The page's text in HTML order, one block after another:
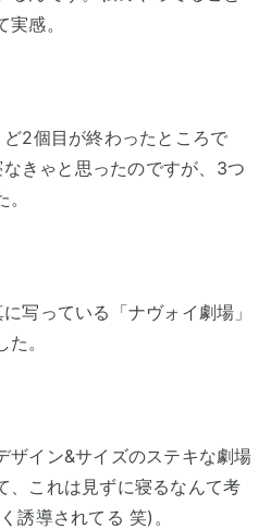
感。
2個目が終わったところで
きゃと思ったのですが、3つ
写っている「ナヴォイ劇場」
。
ザイン&サイズのステキな劇場
、これは見ずに寝るなんて考
誘導されてる 笑)。